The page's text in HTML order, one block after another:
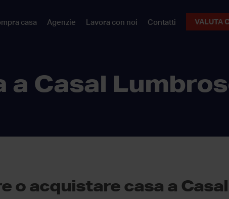
casa Agenzie Lavora con noi Contatti VALUTA
a Casal
o acquistare casa a Casal